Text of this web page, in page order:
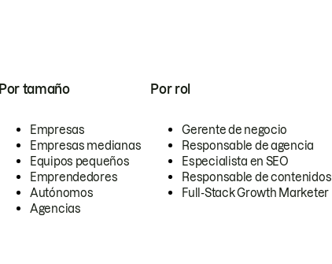
Por tamaño
Empresas
Empresas medianas
Equipos pequeños
Emprendedores
Autónomos
Agencias
Por rol
Gerente de negocio
Responsable de agencia
Especialista en SEO
Responsable de contenidos
Full-Stack Growth Marketer